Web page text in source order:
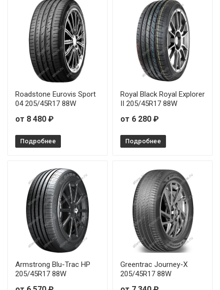
Roadstone Eurovis Sport
04 205/45R17 88W
от 8 480 ₽
Подробнее
Royal Black Royal Explorer
II 205/45R17 88W
от 6 280 ₽
Подробнее
Armstrong Blu-Trac HP
205/45R17 88W
Greentrac Journey-X
205/45R17 88W